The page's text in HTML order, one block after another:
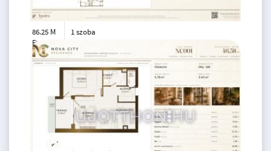
86.25 M
Ft
32 m
1 szoba